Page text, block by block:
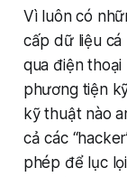
Vì luôn có
cấp dữ liệu
qua điện thoại
phương tiện
kỹ thuật nào
cả các
phép để lục